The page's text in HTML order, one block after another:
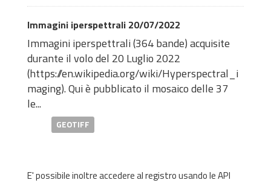
Immagini iperspettrali 20/07/2022
Immagini iperspettrali (364 bande) acquisite
durante il volo del 20 Luglio 2022
(https://en.wikipedia.org/wiki/Hyperspectral_i
maging). Qui è pubblicato il mosaico delle 37
le...
GEOTIFF
E' possibile inoltre accedere al registro usando leAPI